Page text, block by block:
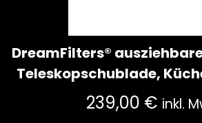
DreamFilters®
Teleskopschublade,
239,00 € inkl.